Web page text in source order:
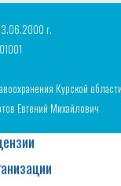
г.
Курской области
Евгений Михайлович